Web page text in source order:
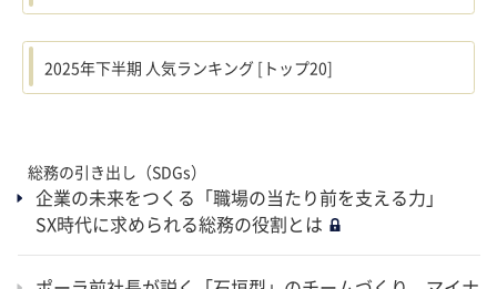
総務の引き出し（SDGs）
企業の未来をつくる「職場の当たり前を支える力」
SX時代に求められる総務の役割とは
2025年下半期 人気ランキング [トップ20]